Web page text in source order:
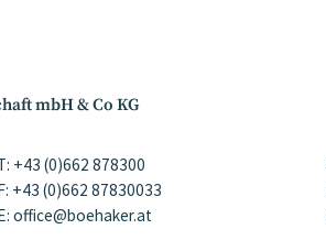
mbH & Co KG
+43 (0)662 878300
+43 (0)662 87830033
office@boehaker.at